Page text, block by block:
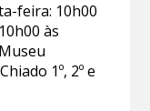
feira: 10h00
às
1º, 2º e